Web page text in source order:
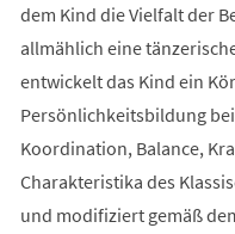
dem Kind die Vielfalt der
allmählich eine
entwickelt das Kind ein
Persönlichkeitsbildung
Koordination, Balance,
Charakteristika des
und modifiziert gemäß